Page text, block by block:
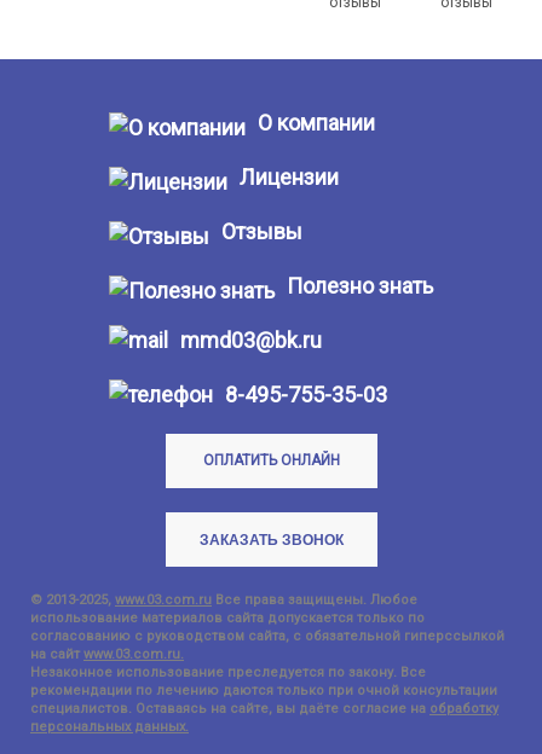
О компании
Лицензии
Отзывы
Полезно знать
mmd03@bk.ru
8-495-755-35-03
ОПЛАТИТЬ ОНЛАЙН
ЗАКАЗАТЬ ЗВОНОК
© 2013-2025, www.03.com.ru Все права защищены. Любое
использование материалов сайта допускается только по
согласованию с руководством сайта, с обязательной гиперссылкой
на сайт www.03.com.ru.
Незаконное использование преследуется по закону. Все
рекомендации по лечению даются только при очной консультации
специалистов. Оставаясь на сайте, вы даёте согласие на обработку
персональных данных.